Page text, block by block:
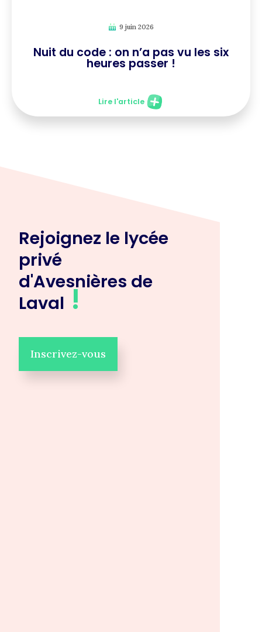
9 juin 2026
Nuit du code : on n’a pas vu les six
heures passer !
Lire l'article
Rejoignez le lycée
privé
d'Avesnières de
Laval!
Inscrivez-vous